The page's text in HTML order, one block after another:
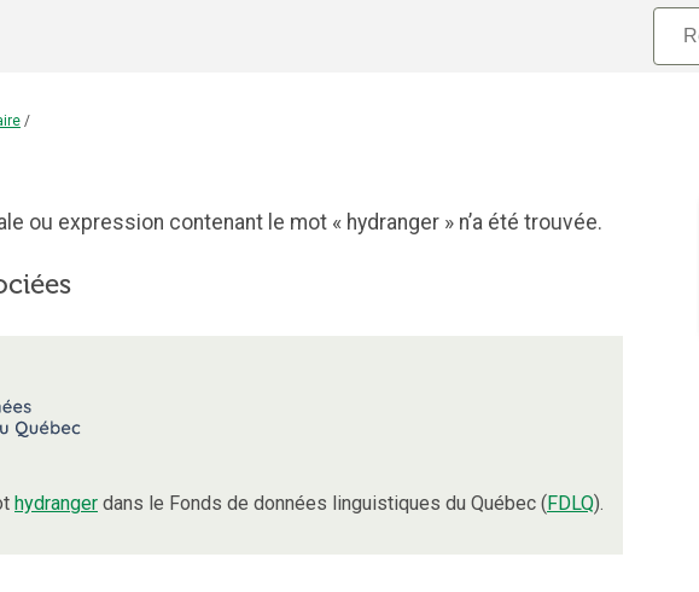
/
ou expression contenant le mot « hydranger » n’a été trouvée.
hydranger dans le Fonds de données linguistiques du Québec (FDLQ).